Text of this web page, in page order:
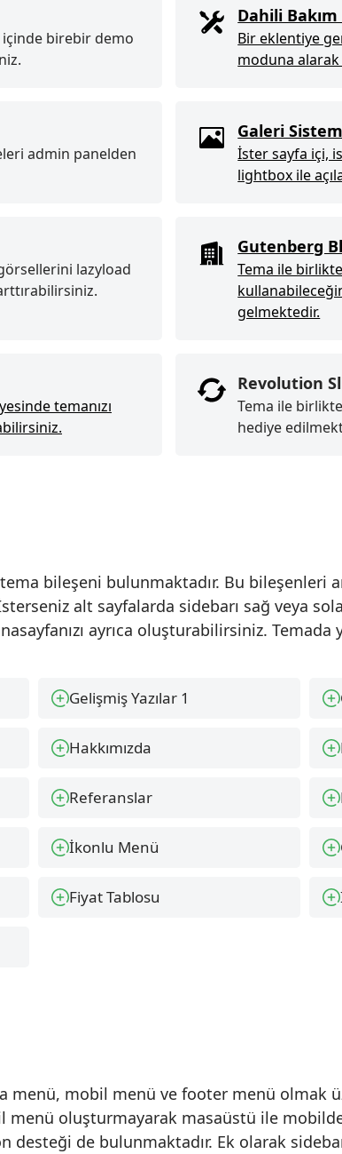
birebir demo
Dahili
Bir eklentiye
moduna
admin panelden
Galeri
İster sayfa içi,
lightbox ile
lazyload
Gutenberg
Tema ile
gelmektedir.
temanızı
Revolution
Tema ile
hediye
bileşeni bulunmaktadır. Bu bileşenleri
alt sayfalarda sidebarı sağ veya
ayrıca oluşturabilirsiniz. Temada
Gelişmiş Yazılar 1
Hakkımızda
Referanslar
İkonlu Menü
Fiyat Tablosu
menü, mobil menü ve footer menü olmak
menü oluşturmayarak masaüstü ile
desteği de bulunmaktadır. Ek olarak